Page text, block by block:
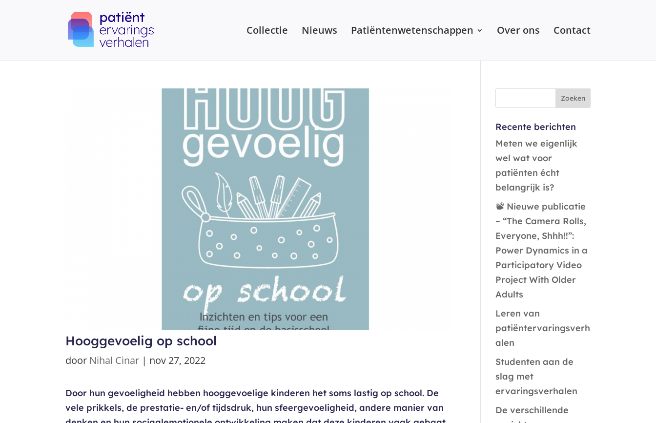
Collectie Nieuws Patiëntenwetenschappen Over ons Contact
Hooggevoelig op school
door Nihal Cinar | nov 27, 2022
Door hun gevoeligheid hebben hooggevoelige kinderen het soms lastig op school. De
vele prikkels, de prestatie- en/of tijdsdruk, hun sfeergevoeligheid, andere manier van
Recente berichten
Meten we eigenlijk
wel wat voor
patiënten écht
belangrijk is?
📽️ Nieuwe publicatie
– “The Camera Rolls,
Everyone, Shhh!!”:
Power Dynamics in a
Participatory Video
Project With Older
Adults
Leren van
patiëntervaringsverh
alen
Studenten aan de
slag met
ervaringsverhalen
De verschillende